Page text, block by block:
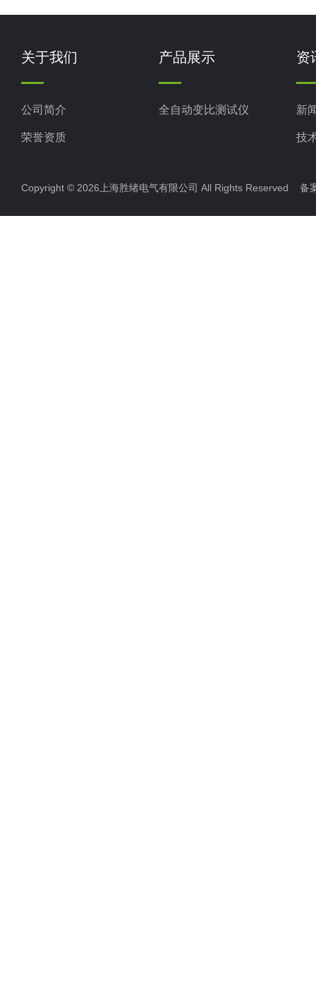
关于我们
公司简介
荣誉资质
产品展示
全自动变比测试仪
资
新
技
Copyright © 2026上海胜绪电气有限公司 All Rights Reserved 备